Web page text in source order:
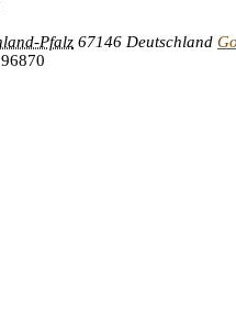
Pfalz 67146 Deutschland